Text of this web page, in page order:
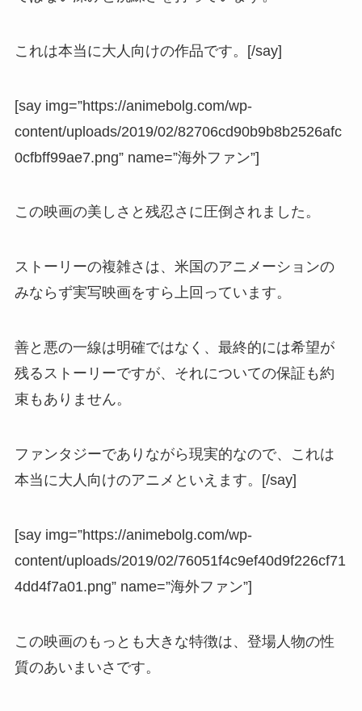
これは本当に大人向けの作品です。[/say]
[say img=”https://animebolg.com/wp-
content/uploads/2019/02/82706cd90b9b8b2526afc
0cfbff99ae7.png” name=”海外ファン”]
この映画の美しさと残忍さに圧倒されました。
ストーリーの複雑さは、米国のアニメーションの
みならず実写映画をすら上回っています。
善と悪の一線は明確ではなく、最終的には希望が
残るストーリーですが、それについての保証も約
束もありません。
ファンタジーでありながら現実的なので、これは
本当に大人向けのアニメといえます。[/say]
[say img=”https://animebolg.com/wp-
content/uploads/2019/02/76051f4c9ef40d9f226cf71
4dd4f7a01.png” name=”海外ファン”]
この映画のもっとも大きな特徴は、登場人物の性
質のあいまいさです。